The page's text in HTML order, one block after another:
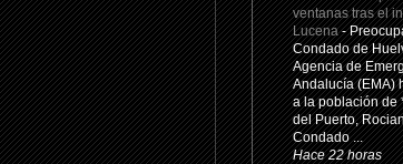
ventanas tras el
Lucena-
Condado de
Agencia de
Andalucía (EMA)
a la población de
del Puerto,
Condado ...
Hace 22 horas